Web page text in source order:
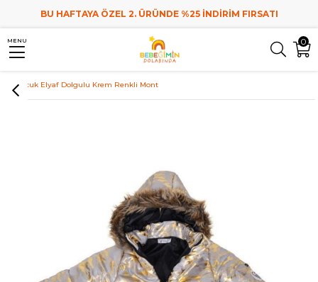
BU HAFTAYA ÖZEL 2. ÜRÜNDE %25 İNDİRİM FIRSATI
0
MENU
Anasayfa Kız Çocuk Kız Çocuk Mont
Kız Çocuk Elyaf Dolgulu Krem Renkli Mont